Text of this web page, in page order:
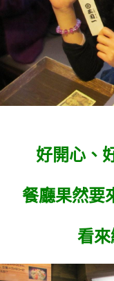
好開心、
餐廳果然要
看